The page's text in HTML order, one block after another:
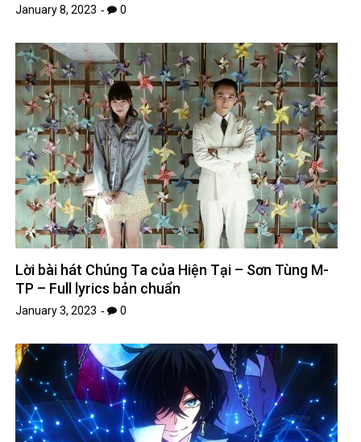
January 8, 2023 0
Lời bài hát Chúng Ta của Hiện Tại – Sơn Tùng M-
TP – Full lyrics bản chuẩn
January 3, 2023 0